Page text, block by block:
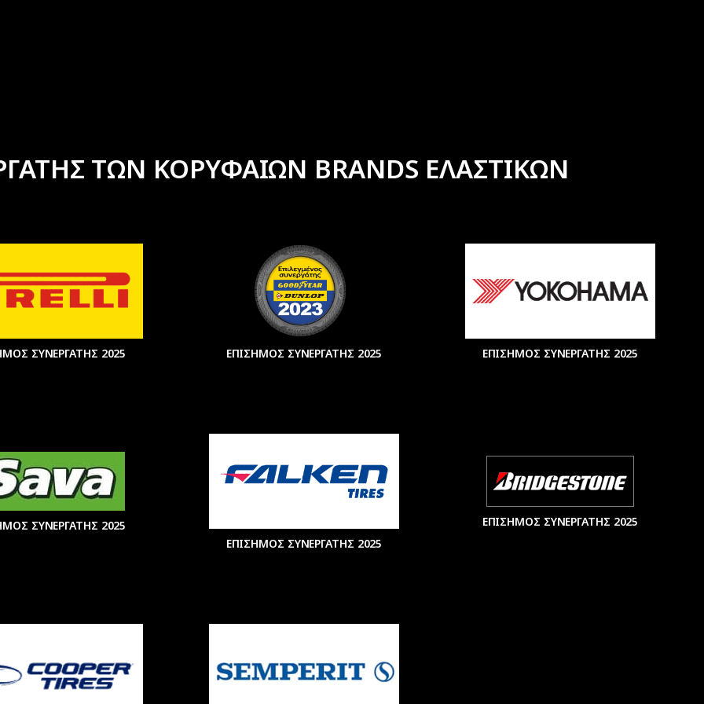
ΤΩΝ ΚΟΡΥΦΑΙΩΝ BRANDS ΕΛΑΣΤΙΚΩΝ
ΣΥΝΕΡΓΑΤΗΣ 2025
ΕΠΙΣΗΜΟΣ ΣΥΝΕΡΓΑΤΗΣ 2025 ΕΠΙΣΗΜΟΣ ΣΥΝΕΡΓΑΤΗΣ 2025
ΣΥΝΕΡΓΑΤΗΣ 2025
ΕΠΙΣΗΜΟΣ ΣΥΝΕΡΓΑΤΗΣ 2025
ΕΠΙΣΗΜΟΣ ΣΥΝΕΡΓΑΤΗΣ 2025